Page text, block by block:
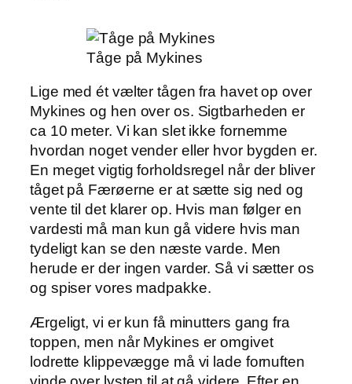
Tåge på Mykines
Lige med ét vælter tågen fra havet op over
Mykines og hen over os. Sigtbarheden er
ca 10 meter. Vi kan slet ikke fornemme
hvordan noget vender eller hvor bygden er.
En meget vigtig forholdsregel når der bliver
tåget på Færøerne er at sætte sig ned og
vente til det klarer op. Hvis man følger en
vardesti må man kun gå videre hvis man
tydeligt kan se den næste varde. Men
herude er der ingen varder. Så vi sætter os
og spiser vores madpakke.
Ærgeligt, vi er kun få minutters gang fra
toppen, men når Mykines er omgivet
lodrette klippevægge må vi lade fornuften